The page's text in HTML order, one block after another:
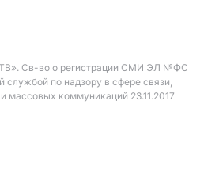
Св-во о регистрации СМИ ЭЛ №ФС
службой по надзору в сфере связи,
массовых коммуникаций 23.11.2017